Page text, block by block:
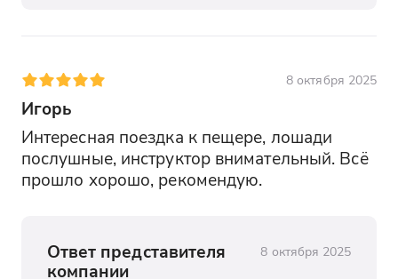
8 октября 2025
Игорь
Интересная поездка к пещере, лошади
послушные, инструктор внимательный. Всё
прошло хорошо, рекомендую.
Ответ представителя
компании
8 октября 2025